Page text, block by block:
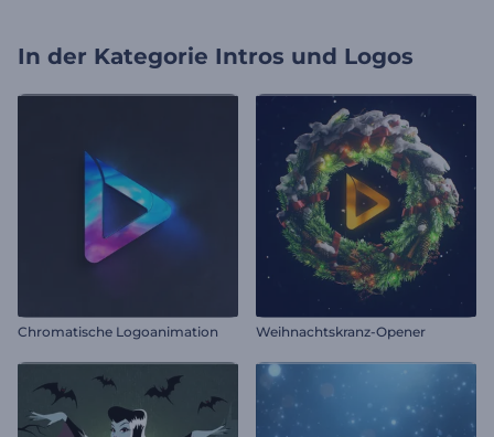
In der Kategorie Intros und Logos
Chromatische Logoanimation Weihnachtskranz-Opener